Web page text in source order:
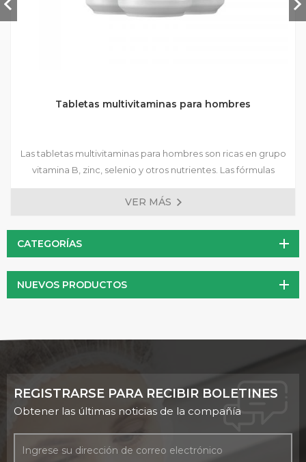
Tabletas multivitaminas para hombres
Las tabletas multivitaminas para hombres son ricas en grupo
vitamina B, zinc, selenio y otros nutrientes. Las fórmulas
preparadas están disponibles, y se aceptan fórmulas
personalizadas.
VER MÁS
CATEGORÍAS
NUEVOS PRODUCTOS
REGISTRARSE PARA RECIBIR BOLETINES
Obtener las últimas noticias de la compañía